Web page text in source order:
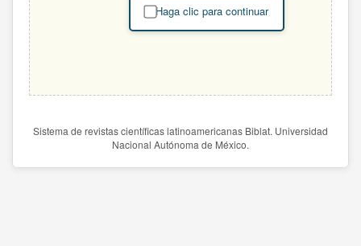
Haga clic para continuar
Sistema de revistas científicas latinoamericanas Biblat. Universidad
Nacional Autónoma de México.